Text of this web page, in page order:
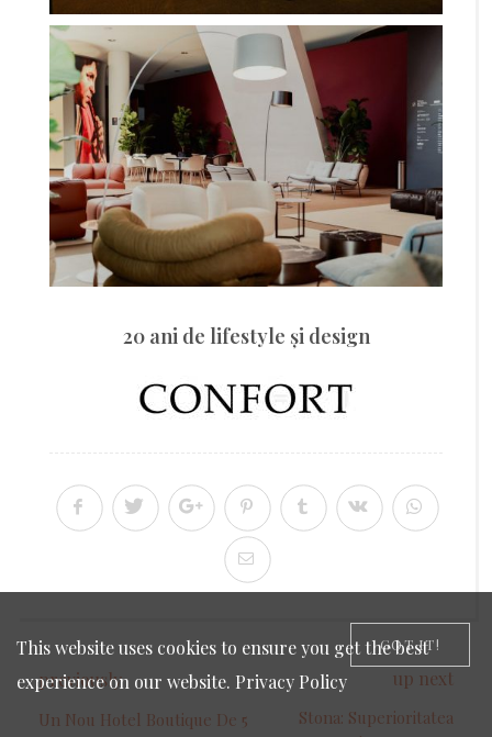
20 ani de lifestyle şi design
previously
Un Nou Hotel Boutique De 5
up next
Stona: Superioritatea
GOT IT!
This website uses cookies to ensure you get the best
experience on our website. Privacy Policy